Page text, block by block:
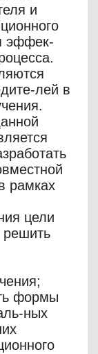
и
эффек-
лей в
рамках
цели
решить
формы
ных